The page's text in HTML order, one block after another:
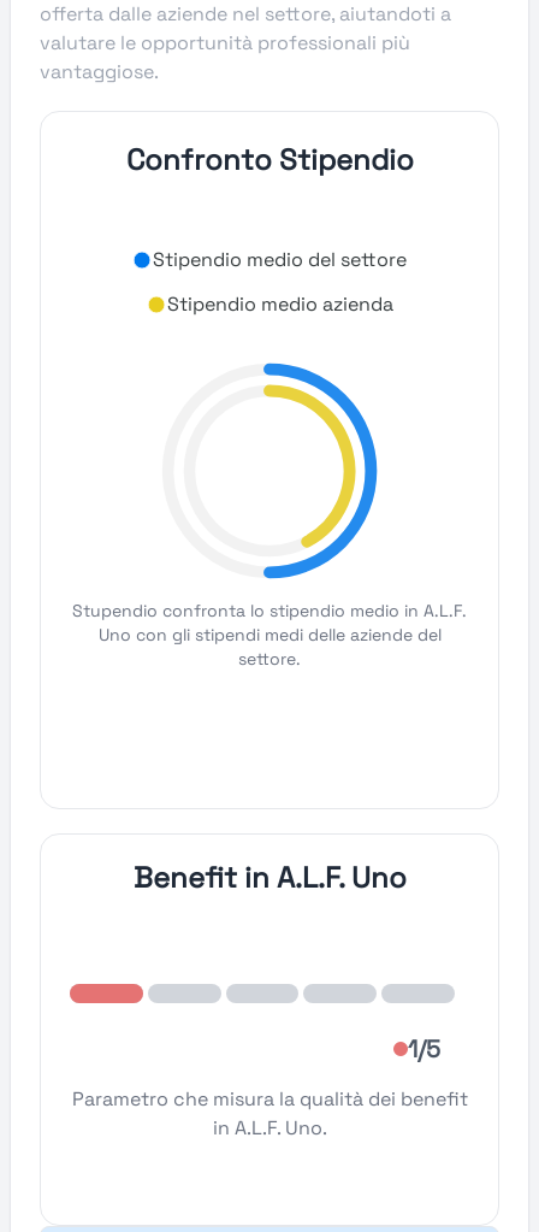
offerta dalle aziende nel settore, aiutandoti a
valutare le opportunità professionali più
vantaggiose.
Confronto Stipendio
Stipendio medio del settore
Stipendio medio azienda
Stupendio confronta lo stipendio medio in A.L.F.
Uno con gli stipendi medi delle aziende del
settore.
Benefit in A.L.F. Uno
1/5
Parametro che misura la qualità dei benefit
in A.L.F. Uno.